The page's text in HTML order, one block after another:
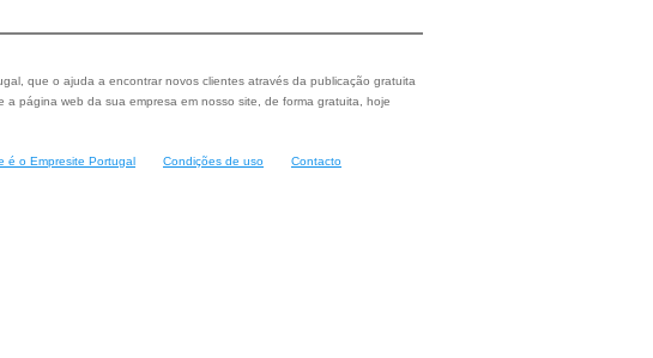
que o ajuda a encontrar novos clientes através da publicação gratuita
página web da sua empresa em nosso site, de forma gratuita, hoje
é o Empresite Portugal Condições de uso Contacto